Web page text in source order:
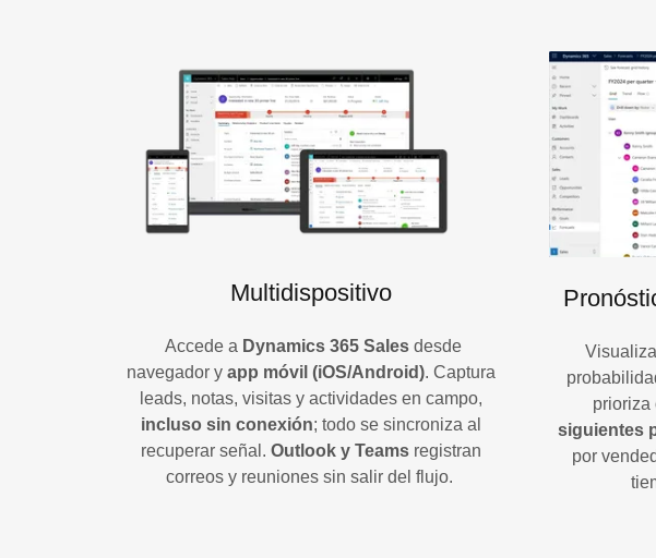
Multidispositivo
Accede a Dynamics 365 Sales desde
navegador yapp móvil (iOS/Android). Captura
leads, notas, visitas y actividades en campo,
incluso sin conexión; todo se sincroniza al
recuperar señal.Outlook y Teams registran
correos y reuniones sin salir del flujo.
prioriza
siguientes
por